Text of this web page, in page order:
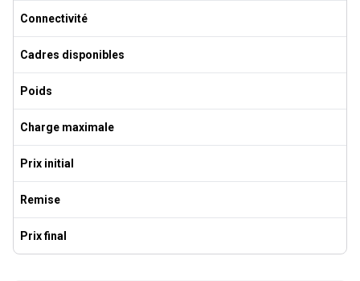
Connectivité
Cadres disponibles
Poids
Charge maximale
Prix initial
Remise
Prix final